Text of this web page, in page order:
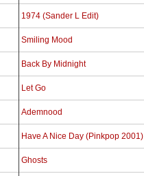
1974 (Sander L Edit)
Smiling Mood
Back By Midnight
Let Go
Ademnood
Have A Nice Day (Pinkpop 2001)
Ghosts